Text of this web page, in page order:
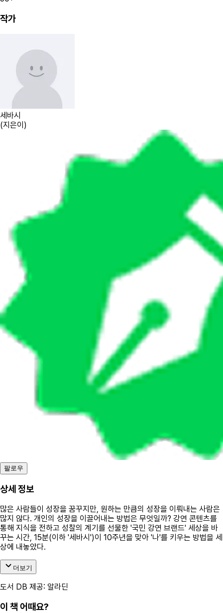
작가
세바시
(지은이 )
팔로우
상세 정보
많은 사람들이 성장을 꿈꾸지만, 원하는 만큼의 성장을 이뤄내는 사람은
많지 않다. 개인의 성장을 이끌어내는 방법은 무엇일까? 강연 콘텐츠를
통해 지식을 전하고 성찰의 계기를 선물한 '국민 강연 브랜드' 세상을 바
꾸는 시간, 15분(이하 '세바시')이 10주년을 맞아 '나'를 키우는 방법을 세
상에 내놓았다.
더보기
도서 DB 제공: 알라딘
이 책 어때요?